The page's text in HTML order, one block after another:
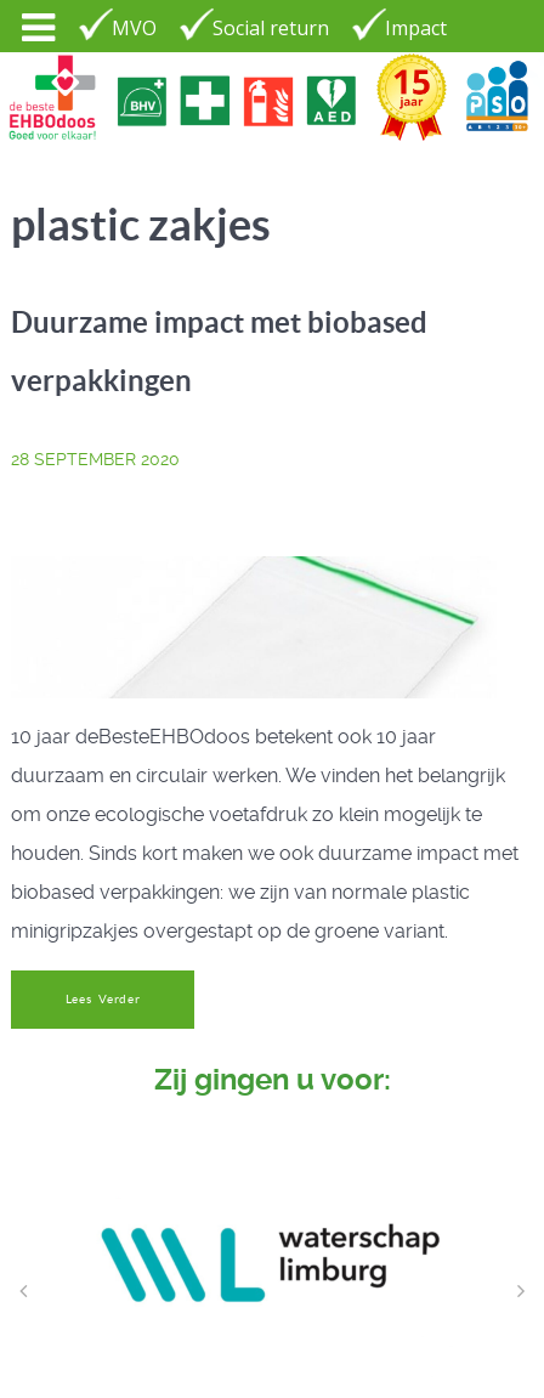
MVO Social return Impact
PSO30+
Tel. 035 - 7370265
CONTACT
plastic zakjes
Duurzame impact met biobased
verpakkingen
28 SEPTEMBER 2020
10 jaar deBesteEHBOdoos betekent ook 10 jaar
duurzaam en circulair werken. We vinden het belangrijk
om onze ecologische voetafdruk zo klein mogelijk te
houden. Sinds kort maken we ook duurzame impact met
biobased verpakkingen: we zijn van normale plastic
minigripzakjes overgestapt op de groene variant.
Lees Verder
Zij gingen u voor: